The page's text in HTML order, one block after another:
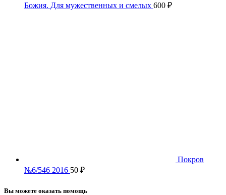
Божия. Для мужественных и смелых 600 ₽
Покров
№6/546 2016 50 ₽
Вы можете оказать помощь